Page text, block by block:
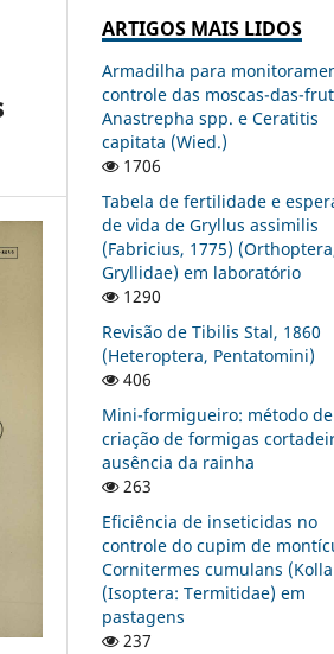
ARTIGOS MAIS LIDOS
Armadilha para
controle das moscas-das-
Anastrepha spp. e Ceratitis
capitata (Wied.)
1706
Tabela de fertilidade e
de vida de Gryllus assimilis
(Fabricius, 1775)
Gryllidae) em laboratório
1290
Revisão de Tibilis Stal, 1860
(Heteroptera, Pentatomini)
406
Mini-formigueiro: método de
criação de formigas
ausência da rainha
263
Eficiência de inseticidas no
controle do cupim de
Cornitermes cumulans
(Isoptera: Termitidae) em
pastagens
237